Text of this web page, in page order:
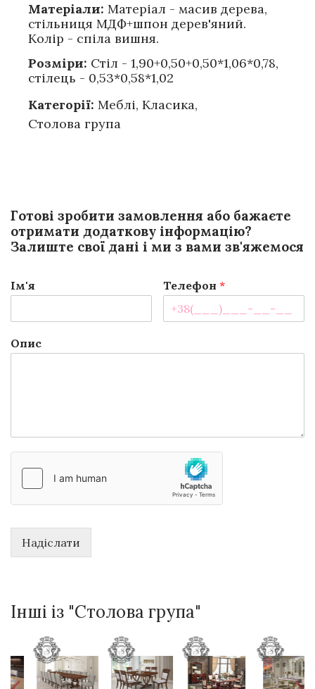
Матеріали: Матеріал - масив дерева,
стільниця МДФ+шпон дерев'яний.
Колір - спіла вишня.
Розміри: Стіл - 1,90+0,50+0,50*1,06*0,78,
стілець - 0,53*0,58*1,02
Категорії: Меблі, Класика,
Столова група
Готові зробити замовлення або бажаєте
отримати додаткову інформацію?
Залиште свої дані і ми з вами зв'яжемося
Ім'я Телефон*
Опис
Надіслати
Інші із "Столова група"